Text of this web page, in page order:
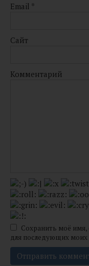
Email *
Сайт
Комментарий
Сохранить моё имя,
для последующих